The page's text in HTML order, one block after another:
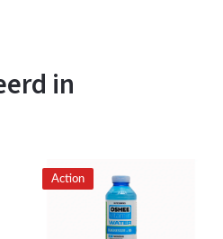
in
Action